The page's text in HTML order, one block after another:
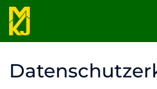
Zum
Inhalt
springen